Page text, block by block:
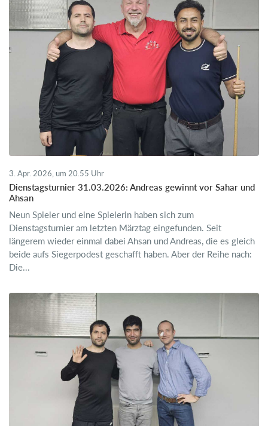
3. Apr. 2026, um 20.55 Uhr
Dienstagsturnier 31.03.2026: Andreas gewinnt vor Sahar und
Ahsan
Neun Spieler und eine Spielerin haben sich zum
Dienstagsturnier am letzten Märztag eingefunden. Seit
längerem wieder einmal dabei Ahsan und Andreas, die es gleich
beide aufs Siegerpodest geschafft haben. Aber der Reihe nach:
Die...